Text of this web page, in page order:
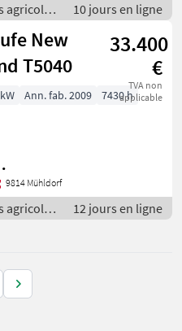
agricoles
/
de
10 jours en ligne
New
T5040
33.400
€
TVA non
applicable
Ann. fab. 2009 7430 h
9814 Mühldorf
agricoles
/
12 jours en ligne